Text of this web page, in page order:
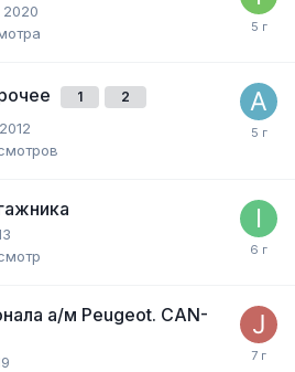
2020
1 2
а/м Peugeot. CAN-